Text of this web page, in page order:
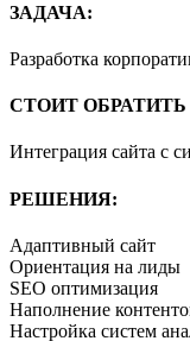
ЗАДАЧА:
Разработка
СТОИТ
Интеграция сайта с
РЕШЕНИЯ:
Адаптивный сайт
Ориентация на лиды
SEO оптимизация
Наполнение
Настройка систем